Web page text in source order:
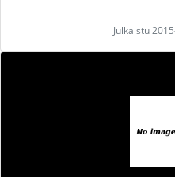
Julkaistu